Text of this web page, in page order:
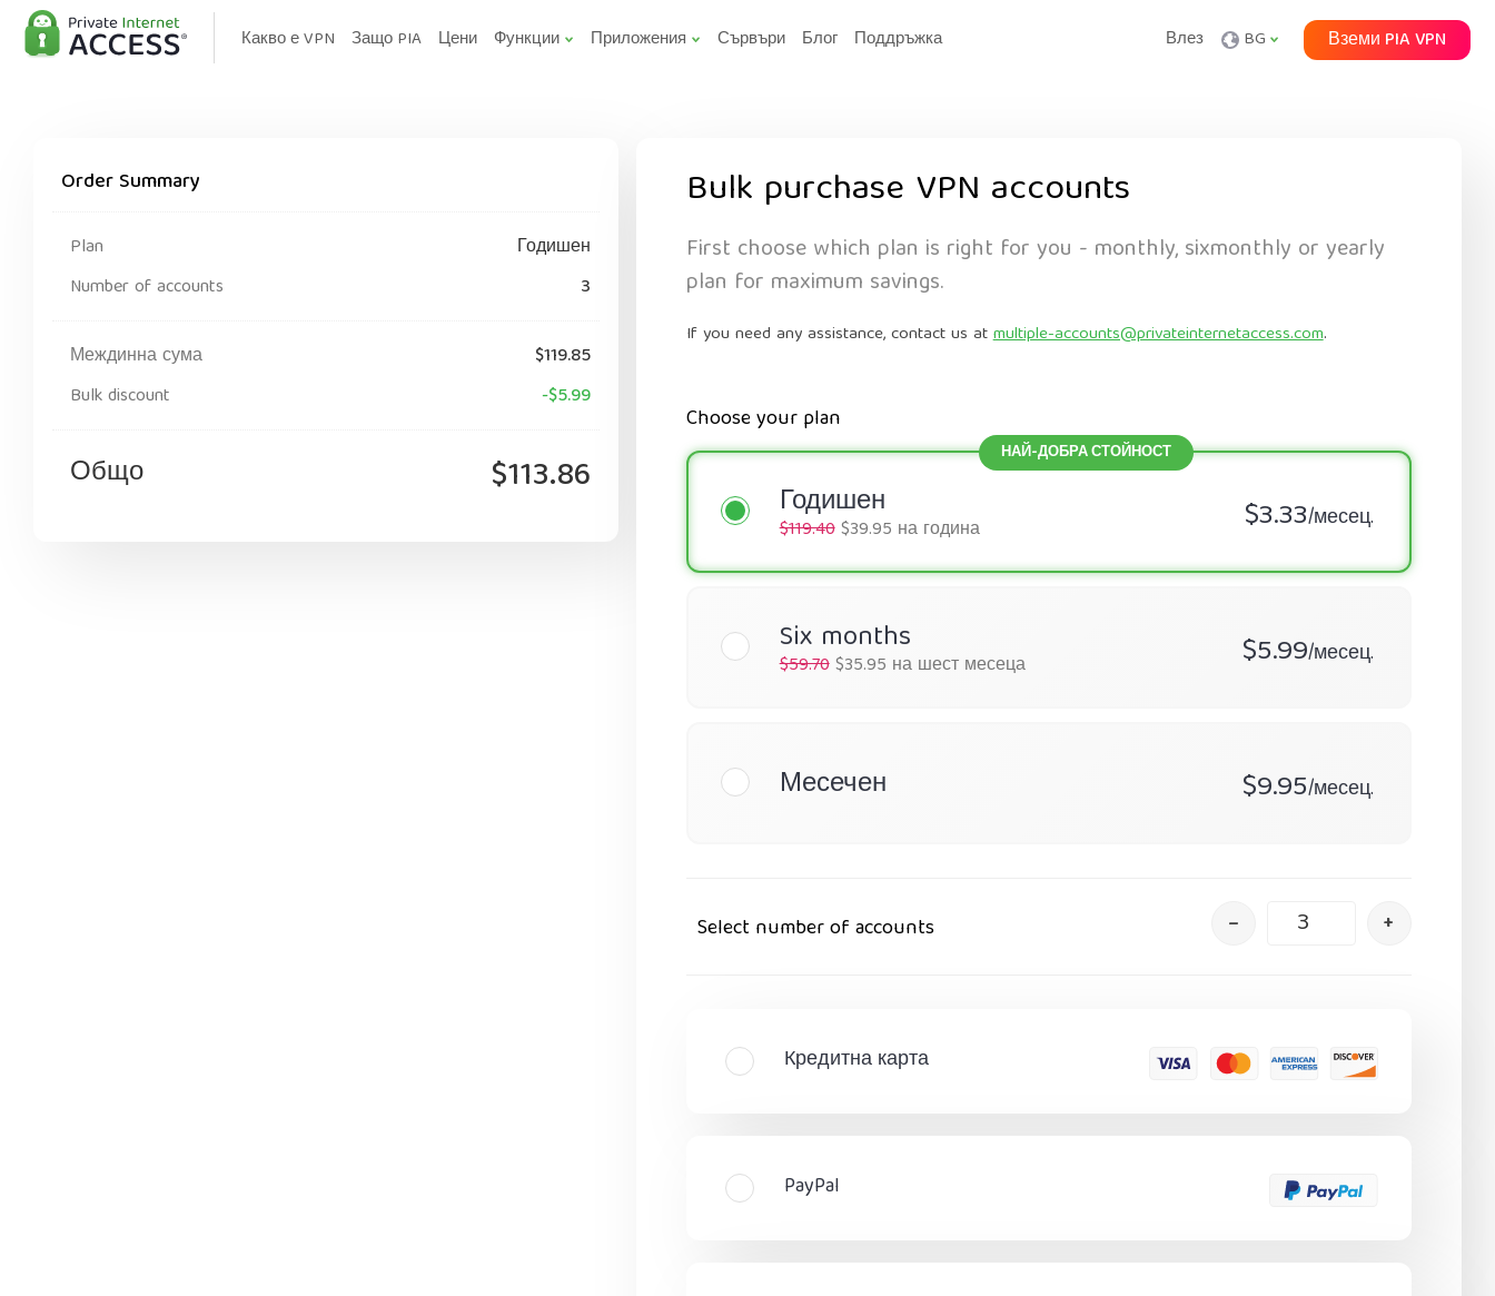
Какво е VPN Защо PIA Цени Функции Приложения Сървъри Блог Поддръжка Влез BG Вземи PIA VPN
Order Summary
Plan
Годишен
Number of accounts
3
Междинна сума
$119.85
Bulk discount
-$5.99
Общо $113.86
Bulk purchase VPN accounts
First choose which plan is right for you - monthly, sixmonthly or yearly
plan for maximum savings.
If you need any assistance, contact us atmultiple-accounts@privateinternetaccess.com.
Choose your plan
Годишен $3.33/месец.
$119.40$39.95 на година
Six months $5.99/месец.
$59.70$35.95 на шест месеца
Месечен $9.95/месец.
Select number of accounts – +
Кредитна карта
PayPal